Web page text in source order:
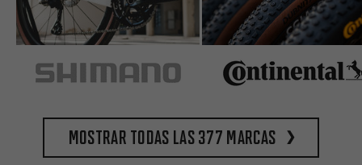
Mostrar todas las 377 marcas